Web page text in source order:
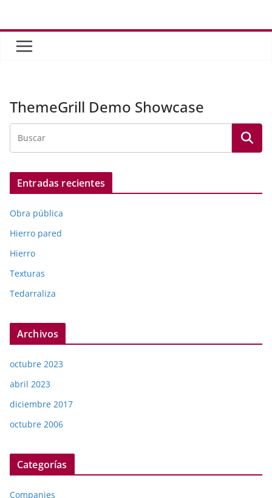
contenido
ThemeGrill Demo Showcase
Entradas recientes
Obra pública
Hierro pared
Hierro
Texturas
Tedarraliza
Archivos
octubre 2023
abril 2023
diciembre 2017
octubre 2006
Categorías
Companies